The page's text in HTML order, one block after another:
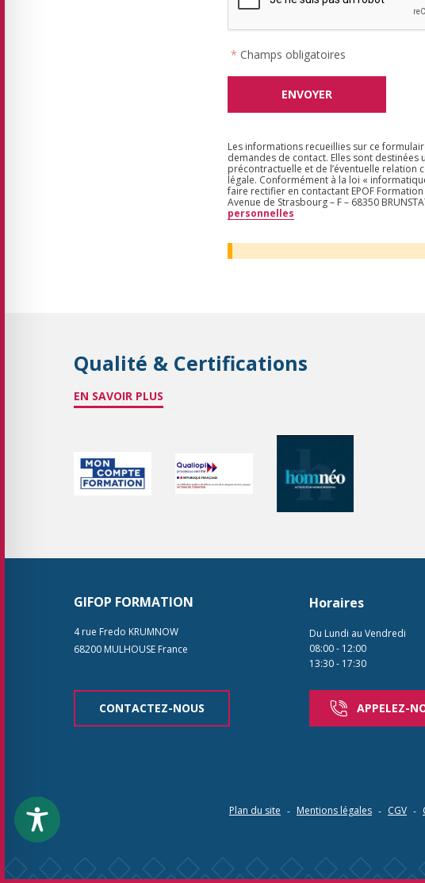
* Champs obligatoires
Les informations recueillies sur ce
demandes de contact. Elles sont
précontractuelle et de l’éventuelle relation
légale. Conformément à la loi «
faire rectifier en contactant EPOF
Avenue de Strasbourg – F – 68350
personnelles
Qualité & Certifications
EN SAVOIR PLUS
GIFOP FORMATION
4 rue Fredo KRUMNOW
68200 MULHOUSE France
CONTACTEZ-NOUS
Horaires
Du Lundi au Vendredi
08:00- 12:00
13:30- 17:30
APPELEZ-
Plan du site Mentions légales CGV